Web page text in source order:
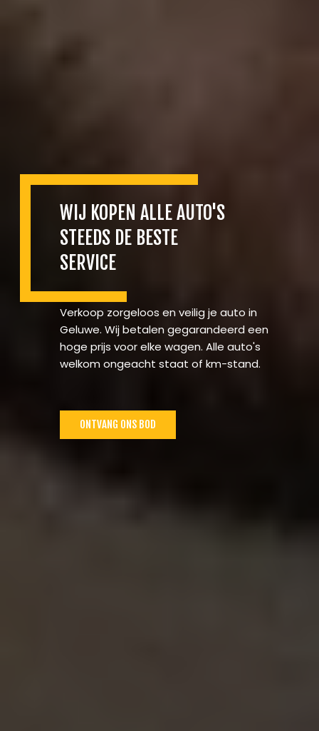
WIJ KOPEN ALLE AUTO'S
STEEDS DE BESTE
SERVICE
Verkoop zorgeloos en veilig je auto in
Geluwe. Wij betalen gegarandeerd een
hoge prijs voor elke wagen. Alle auto's
welkom ongeacht staat of km-stand.
ONTVANG ONS BOD